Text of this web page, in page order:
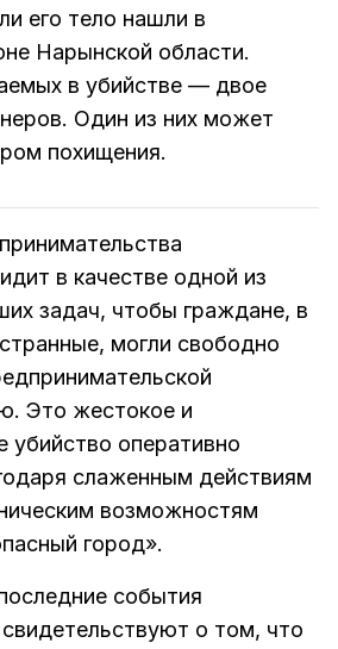
его тело нашли в
Нарынской области.
в убийстве — двое
Один из них может
похищения.
в качестве одной из
задач, чтобы граждане, в
могли свободно
Это жестокое и
убийство оперативно
слаженным действиям
возможностям
город».
события
о том, что